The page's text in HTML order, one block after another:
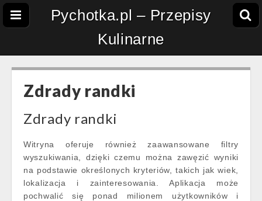
Pychotka.pl – Przepisy
Kulinarne
Zdrady randki
Zdrady randki
Witryna oferuje również zaawansowane filtry
wyszukiwania, dzięki czemu można zawęzić wyniki
na podstawie określonych kryteriów, takich jak wiek,
lokalizacja i zainteresowania. Aplikacja może
pochwalić się ponad milionem użytkowników i